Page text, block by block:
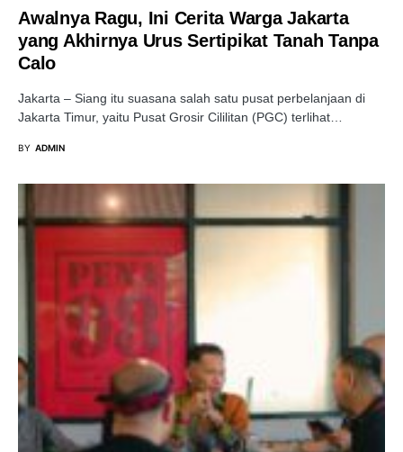
Awalnya Ragu, Ini Cerita Warga Jakarta
yang Akhirnya Urus Sertipikat Tanah Tanpa
Calo
Jakarta – Siang itu suasana salah satu pusat perbelanjaan di
Jakarta Timur, yaitu Pusat Grosir Cililitan (PGC) terlihat…
BY ADMIN